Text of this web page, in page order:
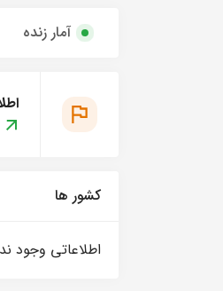
آمار زنده
کشور ها
اطلاعاتی وجود